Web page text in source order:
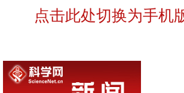
点击此处切换为手机